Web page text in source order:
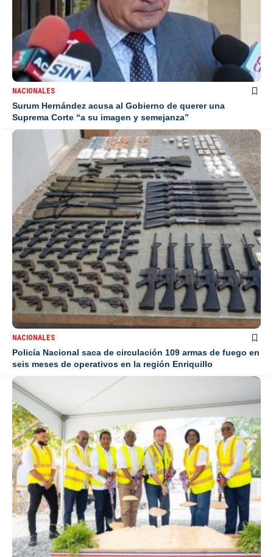
NACIONALES
Surum Hernández acusa al Gobierno de querer una
Suprema Corte “a su imagen y semejanza”
NACIONALES
Policía Nacional saca de circulación 109 armas de fuego en
seis meses de operativos en la región Enriquillo